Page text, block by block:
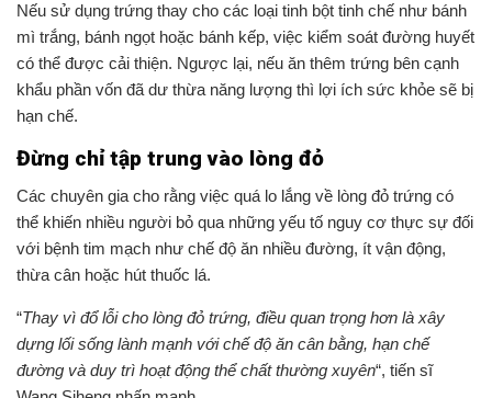
Nếu sử dụng trứng thay cho các loại tinh bột tinh chế như bánh
mì trắng, bánh ngọt hoặc bánh kếp, việc kiểm soát đường huyết
có thể được cải thiện. Ngược lại, nếu ăn thêm trứng bên cạnh
khẩu phần vốn đã dư thừa năng lượng thì lợi ích sức khỏe sẽ bị
hạn chế.
Đừng chỉ tập trung vào lòng đỏ
Các chuyên gia cho rằng việc quá lo lắng về lòng đỏ trứng có
thể khiến nhiều người bỏ qua những yếu tố nguy cơ thực sự đối
với bệnh tim mạch như chế độ ăn nhiều đường, ít vận động,
thừa cân hoặc hút thuốc lá.
“Thay vì đổ lỗi cho lòng đỏ trứng, điều quan trọng hơn là xây
dựng lối sống lành mạnh với chế độ ăn cân bằng, hạn chế
đường và duy trì hoạt động thể chất thường xuyên“, tiến sĩ